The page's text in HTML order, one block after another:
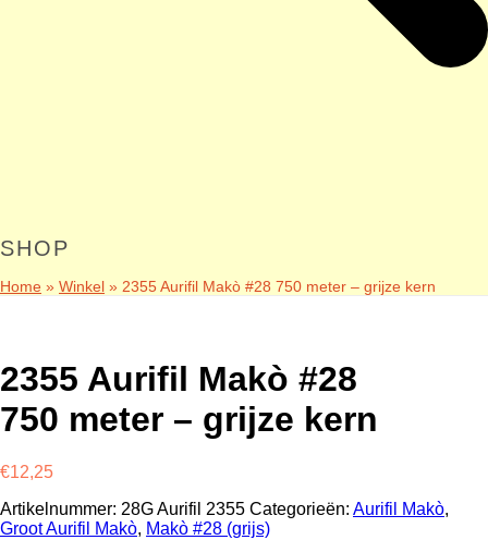
SHOP
Home » Winkel » 2355 Aurifil Makò #28 750 meter – grijze kern
2355 Aurifil Makò #28
750 meter – grijze kern
€12,25
Artikelnummer: 28G Aurifil 2355 Categorieën: Aurifil Makò,
Groot Aurifil Makò, Makò #28 (grijs)